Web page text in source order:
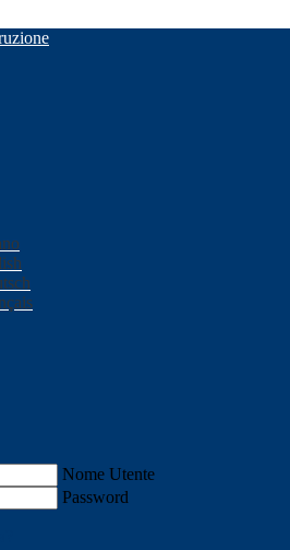
Nome Utente
Password